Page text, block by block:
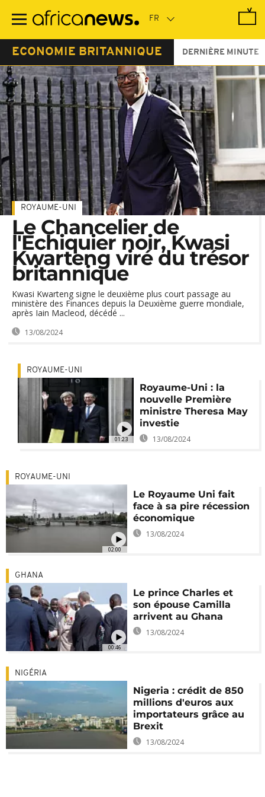
contenu
ECONOMIE BRITANNIQUE DERNIÈRE MINUTE
ROYAUME-UNI
Le Chancelier de
l'Echiquier noir, Kwasi
Kwarteng viré du trésor
britannique
Kwasi Kwarteng signe le deuxième plus court passage au
ministère des Finances depuis la Deuxième guerre mondiale,
après Iain Macleod, décédé ...
13/08/2024
01:23
ROYAUME-UNI
Royaume-Uni : la
nouvelle Première
ministre Theresa May
investie
13/08/2024
02:00
ROYAUME-UNI
Le Royaume Uni fait
face à sa pire récession
économique
13/08/2024
00:46
GHANA
Le prince Charles et
son épouse Camilla
arrivent au Ghana
13/08/2024
NIGÉRIA
Nigeria : crédit de 850
millions d'euros aux
importateurs grâce au
Brexit
13/08/2024